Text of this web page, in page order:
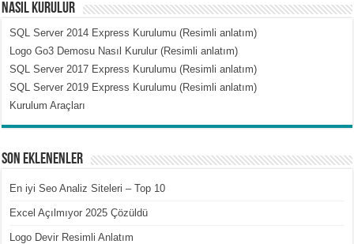
Nasıl Kurulur
SQL Server 2014 Express Kurulumu (Resimli anlatım)
Logo Go3 Demosu Nasıl Kurulur (Resimli anlatım)
SQL Server 2017 Express Kurulumu (Resimli anlatım)
SQL Server 2019 Express Kurulumu (Resimli anlatım)
Kurulum Araçları
Son Eklenenler
En iyi Seo Analiz Siteleri – Top 10
Excel Açılmıyor 2025 Çözüldü
Logo Devir Resimli Anlatım